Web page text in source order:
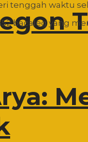
tenggah waktu
bacaleg yang